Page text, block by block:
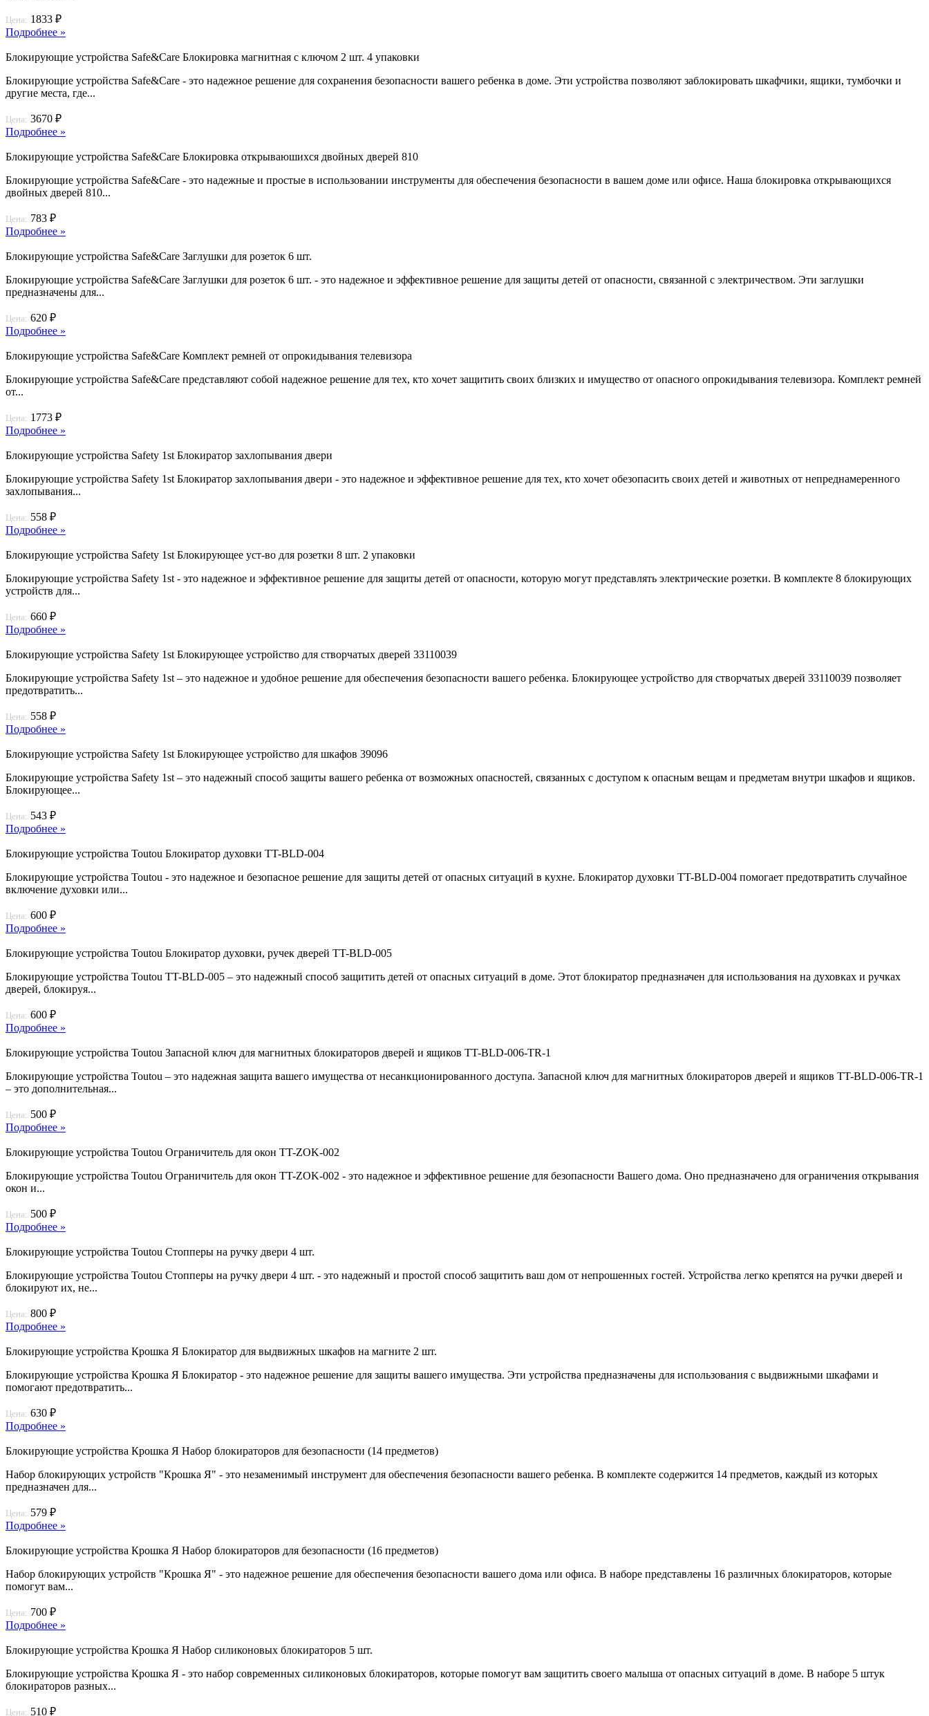
Цена: 1833 ₽
Подробнее »
Блокирующие устройства Safe&Care Блокировка магнитная с ключом 2 шт. 4 упаковки
Блокирующие устройства Safe&Care - это надежное решение для сохранения безопасности вашего ребенка в доме. Эти устройства позволяют заблокировать шкафчики, ящики, тумбочки и
другие места, где...
Цена: 3670 ₽
Подробнее »
Блокирующие устройства Safe&Care Блокировка открываюшихся двойных дверей 810
Блокирующие устройства Safe&Care - это надежные и простые в использовании инструменты для обеспечения безопасности в вашем доме или офисе. Наша блокировка открывающихся
двойных дверей 810...
Цена: 783 ₽
Подробнее »
Блокирующие устройства Safe&Care Заглушки для розеток 6 шт.
Блокирующие устройства Safe&Care Заглушки для розеток 6 шт. - это надежное и эффективное решение для защиты детей от опасности, связанной с электричеством. Эти заглушки
предназначены для...
Цена: 620 ₽
Подробнее »
Блокирующие устройства Safe&Care Комплект ремней от опрокидывания телевизора
Блокирующие устройства Safe&Care представляют собой надежное решение для тех, кто хочет защитить своих близких и имущество от опасного опрокидывания телевизора. Комплект ремней
от...
Цена: 1773 ₽
Подробнее »
Блокирующие устройства Safety 1st Блокиратор захлопывания двери
Блокирующие устройства Safety 1st Блокиратор захлопывания двери - это надежное и эффективное решение для тех, кто хочет обезопасить своих детей и животных от непреднамеренного
захлопывания...
Цена: 558 ₽
Подробнее »
Блокирующие устройства Safety 1st Блокирующее уст-во для розетки 8 шт. 2 упаковки
Блокирующие устройства Safety 1st - это надежное и эффективное решение для защиты детей от опасности, которую могут представлять электрические розетки. В комплекте 8 блокирующих
устройств для...
Цена: 660 ₽
Подробнее »
Блокирующие устройства Safety 1st Блокирующее устройство для створчатых дверей 33110039
Блокирующие устройства Safety 1st – это надежное и удобное решение для обеспечения безопасности вашего ребенка. Блокирующее устройство для створчатых дверей 33110039 позволяет
предотвратить...
Цена: 558 ₽
Подробнее »
Блокирующие устройства Safety 1st Блокирующее устройство для шкафов 39096
Блокирующие устройства Safety 1st – это надежный способ защиты вашего ребенка от возможных опасностей, связанных с доступом к опасным вещам и предметам внутри шкафов и ящиков.
Блокирующее...
Цена: 543 ₽
Подробнее »
Блокирующие устройства Toutou Блокиратор духовки TT-BLD-004
Блокирующие устройства Toutou - это надежное и безопасное решение для защиты детей от опасных ситуаций в кухне. Блокиратор духовки TT-BLD-004 помогает предотвратить случайное
включение духовки или...
Цена: 600 ₽
Подробнее »
Блокирующие устройства Toutou Блокиратор духовки, ручек дверей TT-BLD-005
Блокирующие устройства Toutou TT-BLD-005 – это надежный способ защитить детей от опасных ситуаций в доме. Этот блокиратор предназначен для использования на духовках и ручках
дверей, блокируя...
Цена: 600 ₽
Подробнее »
Блокирующие устройства Toutou Запасной ключ для магнитных блокираторов дверей и ящиков TT-BLD-006-TR-1
Блокирующие устройства Toutou – это надежная защита вашего имущества от несанкционированного доступа. Запасной ключ для магнитных блокираторов дверей и ящиков TT-BLD-006-TR-1
– это дополнительная...
Цена: 500 ₽
Подробнее »
Блокирующие устройства Toutou Ограничитель для окон TT-ZOK-002
Блокирующие устройства Toutou Ограничитель для окон TT-ZOK-002 - это надежное и эффективное решение для безопасности Вашего дома. Оно предназначено для ограничения открывания
окон и...
Цена: 500 ₽
Подробнее »
Блокирующие устройства Toutou Стопперы на ручку двери 4 шт.
Блокирующие устройства Toutou Стопперы на ручку двери 4 шт. - это надежный и простой способ защитить ваш дом от непрошенных гостей. Устройства легко крепятся на ручки дверей и
блокируют их, не...
Цена: 800 ₽
Подробнее »
Блокирующие устройства Крошка Я Блокиратор для выдвижных шкафов на магните 2 шт.
Блокирующие устройства Крошка Я Блокиратор - это надежное решение для защиты вашего имущества. Эти устройства предназначены для использования с выдвижными шкафами и
помогают предотвратить...
Цена: 630 ₽
Подробнее »
Блокирующие устройства Крошка Я Набор блокираторов для безопасности (14 предметов)
Набор блокирующих устройств "Крошка Я" - это незаменимый инструмент для обеспечения безопасности вашего ребенка. В комплекте содержится 14 предметов, каждый из которых
предназначен для...
Цена: 579 ₽
Подробнее »
Блокирующие устройства Крошка Я Набор блокираторов для безопасности (16 предметов)
Набор блокирующих устройств "Крошка Я" - это надежное решение для обеспечения безопасности вашего дома или офиса. В наборе представлены 16 различных блокираторов, которые
помогут вам...
Цена: 700 ₽
Подробнее »
Блокирующие устройства Крошка Я Набор силиконовых блокираторов 5 шт.
Блокирующие устройства Крошка Я - это набор современных силиконовых блокираторов, которые помогут вам защитить своего малыша от опасных ситуаций в доме. В наборе 5 штук
блокираторов разных...
Цена: 510 ₽